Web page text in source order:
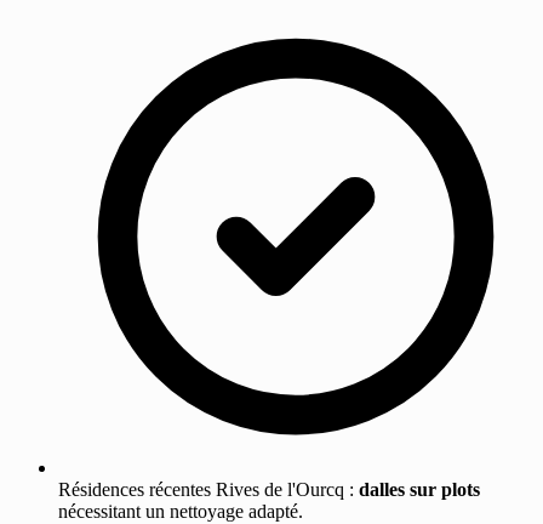
Résidences récentes Rives de l'Ourcq : dalles sur plots
nécessitant un nettoyage adapté.